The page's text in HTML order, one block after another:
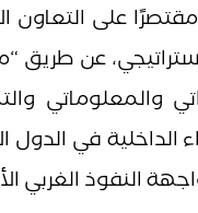
على
عن
والمعلوماتي
الداخلية في
النفوذ الغربي